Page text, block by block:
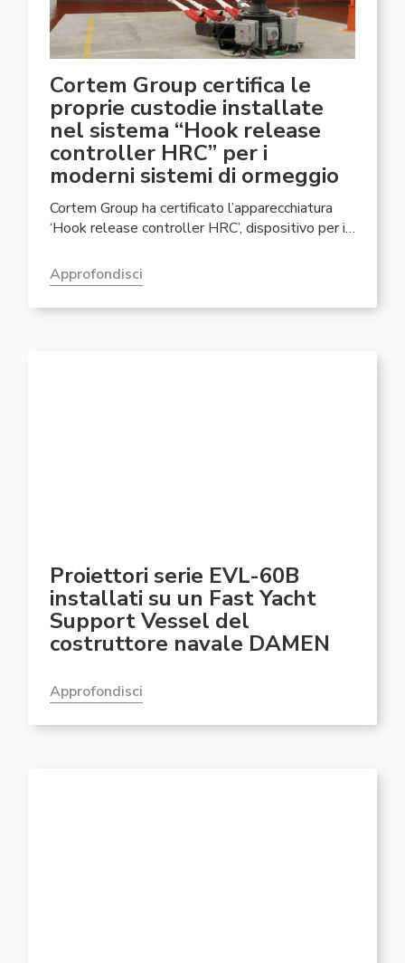
Cortem Group certifica le
proprie custodie installate
nel sistema “Hook release
controller HRC” per i
moderni sistemi di ormeggio
Cortem Group ha certificato l’apparecchiatura
‘Hook release controller HRC’, dispositivo per il
Approfondisci
Proiettori serie EVL-60B
installati su un Fast Yacht
Support Vessel del
costruttore navale DAMEN
Approfondisci